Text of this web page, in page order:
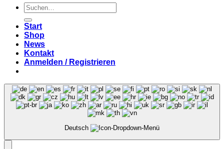
Suchen
nach:
Start
Shop
News
Kontakt
Anmelden / Registrieren
Deutsch